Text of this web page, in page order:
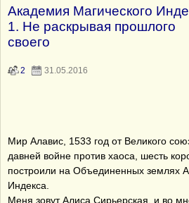
Академия Магического
1. Не раскрывая прошлого
своего
2 31.05.2016
Мир Алавис, 1533 год от Великого
давней войне против хаоса, шесть
построили на Объединенных землях
Индекса.
Меня зовут Алиса Сирьерская, и во